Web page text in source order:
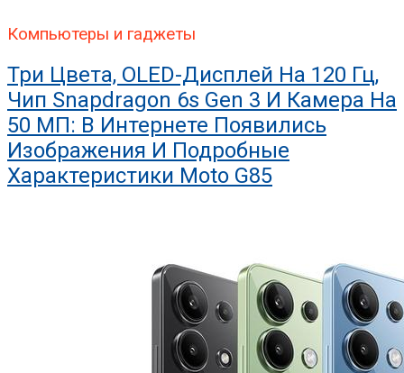
Компьютеры и гаджеты
Три Цвета, OLED-Дисплей На 120 Гц,
Чип Snapdragon 6s Gen 3 И Камера На
50 МП: В Интернете Появились
Изображения И Подробные
Характеристики Moto G85